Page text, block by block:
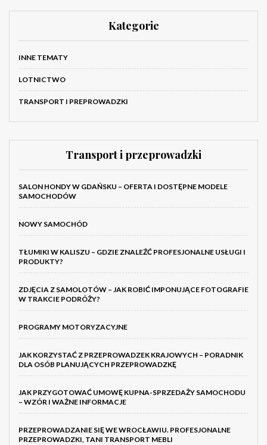
Kategorie
INNE TEMATY
LOTNICTWO
TRANSPORT I PREPROWADZKI
Transport i przeprowadzki
SALON HONDY W GDAŃSKU – OFERTA I DOSTĘPNE MODELE
SAMOCHODÓW
NOWY SAMOCHÓD
TŁUMIKI W KALISZU – GDZIE ZNALEŹĆ PROFESJONALNE USŁUGI I
PRODUKTY?
ZDJĘCIA Z SAMOLOTÓW – JAK ROBIĆ IMPONUJĄCE FOTOGRAFIE
W TRAKCIE PODRÓŻY?
PROGRAMY MOTORYZACYJNE
JAK KORZYSTAĆ Z PRZEPROWADZEK KRAJOWYCH – PORADNIK
DLA OSÓB PLANUJĄCYCH PRZEPROWADZKĘ
JAK PRZYGOTOWAĆ UMOWĘ KUPNA-SPRZEDAŻY SAMOCHODU
– WZÓR I WAŻNE INFORMACJE
PRZEPROWADZANIE SIĘ WE WROCŁAWIU. PROFESJONALNE
PRZEPROWADZKI, TANI TRANSPORT MEBLI